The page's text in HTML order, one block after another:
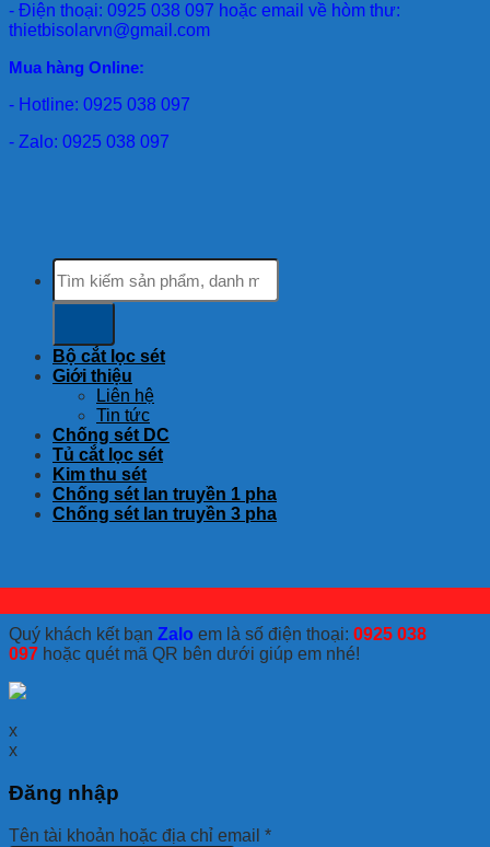
- Điện thoại: 0925 038 097 hoặc email về hòm thư:
thietbisolarvn@gmail.com
Mua hàng Online:
- Hotline: 0925 038 097
- Zalo: 0925 038 097
Tìm
kiếm:
Bộ cắt lọc sét
Giới thiệu
Liên hệ
Tin tức
Chống sét DC
Tủ cắt lọc sét
Kim thu sét
Chống sét lan truyền 1 pha
Chống sét lan truyền 3 pha
Quý khách kết bạn Zalo em là số điện thoại: 0925 038
097 hoặc quét mã QR bên dưới giúp em nhé!
x
x
Đăng nhập
Tên tài khoản hoặc địa chỉ email *